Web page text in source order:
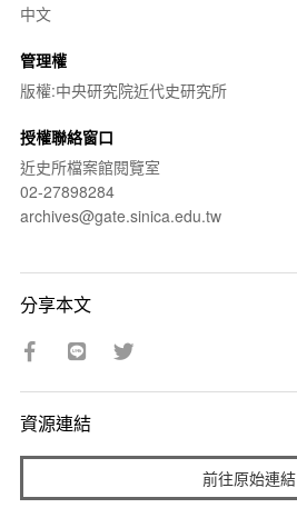
中文
管理權
版權:中央研究院近代史研究所
授權聯絡窗口
近史所檔案館閱覽室
02-27898284
archives@gate.sinica.edu.tw
分享本文
資源連結
前往原始連結